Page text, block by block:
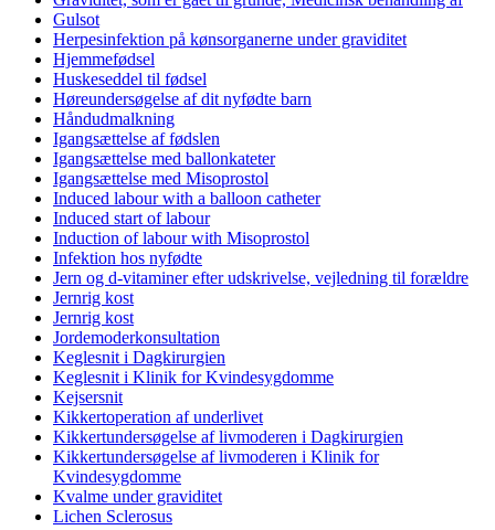
Gulsot
Herpesinfektion på kønsorganerne under graviditet
Hjemmefødsel
Huskeseddel til fødsel
Høreundersøgelse af dit nyfødte barn
Håndudmalkning
Igangsættelse af fødslen
Igangsættelse med ballonkateter
Igangsættelse med Misoprostol
Induced labour with a balloon catheter
Induced start of labour
Induction of labour with Misoprostol
Infektion hos nyfødte
Jern og d-vitaminer efter udskrivelse, vejledning til forældre
Jernrig kost
Jernrig kost
Jordemoderkonsultation
Keglesnit i Dagkirurgien
Keglesnit i Klinik for Kvindesygdomme
Kejsersnit
Kikkertoperation af underlivet
Kikkertundersøgelse af livmoderen i Dagkirurgien
Kikkertundersøgelse af livmoderen i Klinik for
Kvindesygdomme
Kvalme under graviditet
Lichen Sclerosus